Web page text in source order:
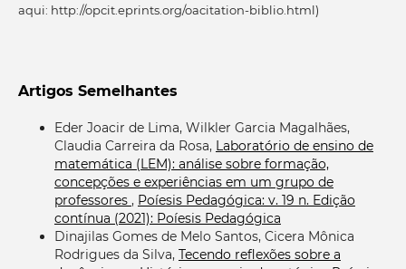
aqui: http://opcit.eprints.org/oacitation-biblio.html)
Artigos Semelhantes
Eder Joacir de Lima, Wilkler Garcia Magalhães,
Claudia Carreira da Rosa, Laboratório de ensino de
matemática (LEM): análise sobre formação,
concepções e experiências em um grupo de
professores , Poíesis Pedagógica: v. 19 n. Edição
contínua (2021): Poíesis Pedagógica
Dinajilas Gomes de Melo Santos, Cicera Mônica
Rodrigues da Silva, Tecendo reflexões sobre a